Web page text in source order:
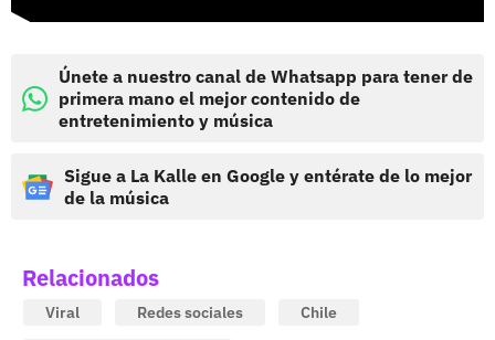
Únete a nuestro canal de Whatsapp para tener de
primera mano el mejor contenido de
entretenimiento y música
Sigue a La Kalle en Google y entérate de lo mejor
de la música
Relacionados
Viral Redes sociales
Chile